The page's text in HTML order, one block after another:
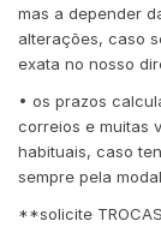
mas a depender
alterações, caso
exata no nosso
• os prazos
correios e muitas
habituais, caso
sempre pela
**solicite